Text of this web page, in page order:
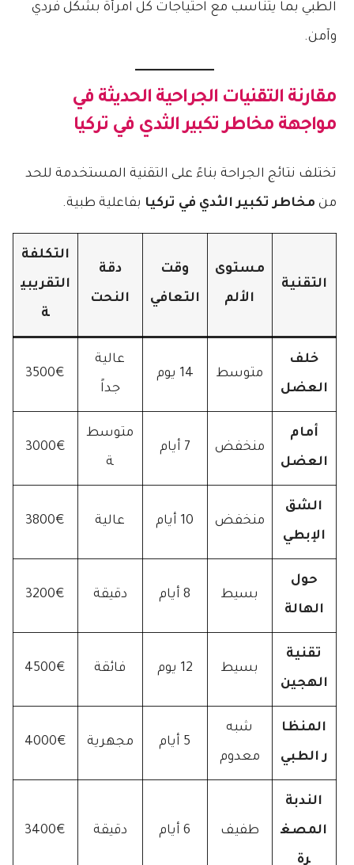
الطبي بما يتناسب مع احتياجات كل امرأة بشكل فردي
وآمن.
مقارنة التقنيات الجراحية الحديثة في
مواجهة مخاطر تكبير الثدي في تركيا
تختلف نتائج الجراحة بناءً على التقنية المستخدمة للحد
من مخاطر تكبير الثدي في تركيا بفاعلية طبية.
التقنية
مستوى
الألم
وقت
التعافي
دقة
النحت
التكلفة
التقريبي
ة
خلف
العضل
متوسط 14 يوم
عالية
جداً
3500€
أمام
العضل
منخفض 7 أيام
متوسط
ة
3000€
الشق
الإبطي
منخفض 10 أيام عالية 3800€
حول
الهالة
بسيط 8 أيام دقيقة 3200€
تقنية
الهجين
بسيط 12 يوم فائقة 4500€
المنظا
ر الطبي
شبه
معدوم
5 أيام مجهرية 4000€
الندبة
المصغ
رة
طفيف 6 أيام دقيقة 3400€